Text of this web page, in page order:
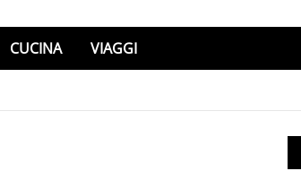
CUCINA VIAGGI